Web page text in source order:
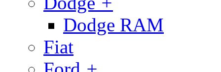
Dodge RAM
Fiat